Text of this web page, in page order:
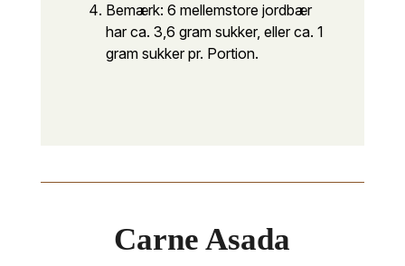
Bemærk: 6 mellemstore jordbær
har ca. 3,6 gram sukker, eller ca. 1
gram sukker pr. Portion.
Carne Asada